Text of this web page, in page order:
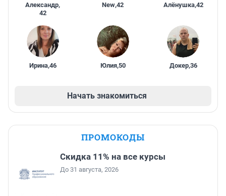
Александр,
42
New,42 Алёнушка,42
Ирина,46 Юлия,50 Докер,36
Начать знакомиться
ПРОМОКОДЫ
Скидка 11% на все курсы
До 31 августа, 2026